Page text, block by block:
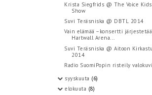
Krista Siegfrids @ The Voice
Show
Suvi Teräsniska @ DBTL 2014
Vain elämää –konsertti
Hartwall Arena...
Suvi Teräsniska @ Aitoon
2014
Radio SuomiPopin risteily
syyskuuta (6)
elokuuta (8)